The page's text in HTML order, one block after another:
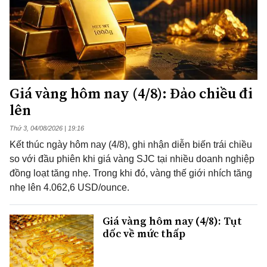
Giá vàng hôm nay (4/8): Đảo chiều đi
lên
Thứ 3, 04/08/2026 | 19:16
Kết thúc ngày hôm nay (4/8), ghi nhận diễn biến trái chiều
so với đầu phiên khi giá vàng SJC tại nhiều doanh nghiệp
đồng loạt tăng nhẹ. Trong khi đó, vàng thế giới nhích tăng
nhẹ lên 4.062,6 USD/ounce.
Giá vàng hôm nay (4/8): Tụt
dốc về mức thấp